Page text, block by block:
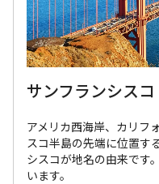
サンフランシスコ
アメリカ西海岸、カリフ
スコ半島の先端に位置す
シスコが地名の由来です
います。